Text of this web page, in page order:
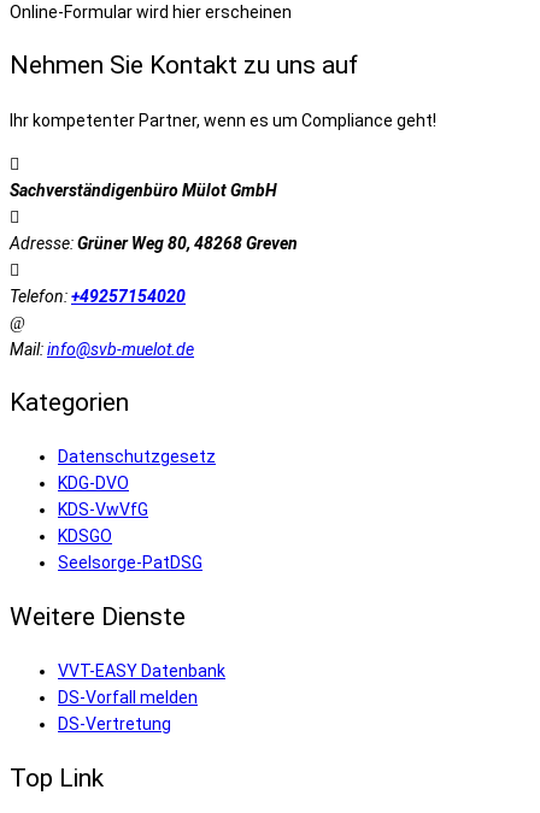
Online-Formular wird hier erscheinen
Nehmen Sie Kontakt zu uns auf
Ihr kompetenter Partner, wenn es um Compliance geht!
Sachverständigenbüro Mülot GmbH
Adresse:Grüner Weg 80, 48268 Greven
Telefon:+49257154020
Mail:info@svb-muelot.de
Kategorien
Datenschutzgesetz
KDG-DVO
KDS-VwVfG
KDSGO
Seelsorge-PatDSG
Weitere Dienste
VVT-EASY Datenbank
DS-Vorfall melden
DS-Vertretung
Top Link